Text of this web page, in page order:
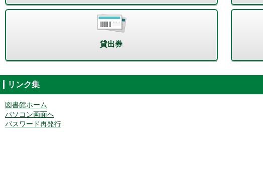
貸出券
リンク集
図書館ホーム
パソコン画面へ
パスワード再発行